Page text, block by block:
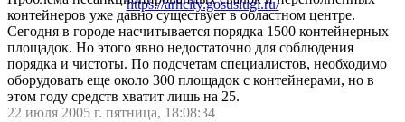
https://arhcity.gosuslugi.ru/
контейнеров уже давно существует в областном центре.
Сегодня в городе насчитывается порядка 1500 контейнерных
площадок. Но этого явно недостаточно для соблюдения
порядка и чистоты. По подсчетам специалистов, необходимо
оборудовать еще около 300 площадок с контейнерами, но в
этом году средств хватит лишь на 25.
22 июля 2005 г. пятница, 18:08:34